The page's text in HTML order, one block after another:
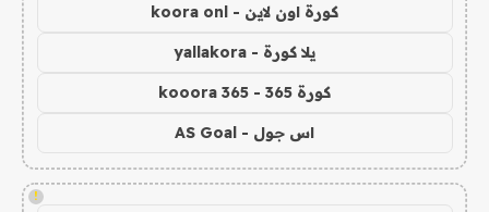
كورة اون لاين - koora onl
يلا كورة - yallakora
كورة 365 - kooora 365
اس جول - AS Goal
!